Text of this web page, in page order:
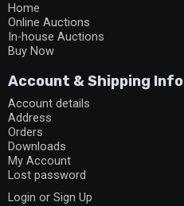
Home
Online Auctions
In-house Auctions
Buy Now
Account & Shipping Info
Account details
Address
Orders
Downloads
My Account
Lost password
Login or Sign Up